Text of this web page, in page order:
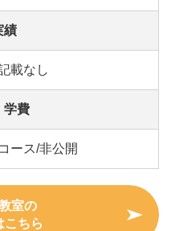
績
載なし
学費
ース/非公開
室の
こちら